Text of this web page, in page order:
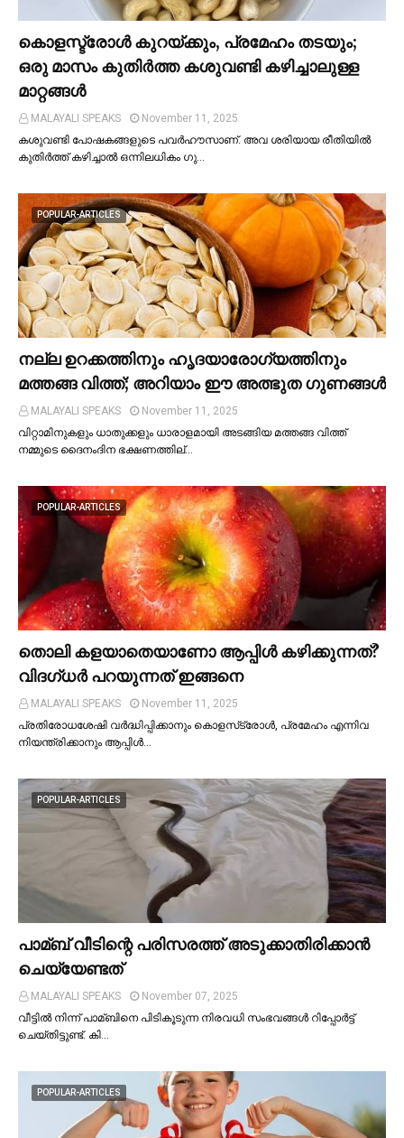
കൊളസ്ട്രോള്‍ കുറയ്ക്കും, പ്രമേഹം തടയും;
ഒരു മാസം കുതിര്‍ത്ത കശുവണ്ടി കഴിച്ചാലുള്ള
മാറ്റങ്ങള്‍
MALAYALI SPEAKS
November 11, 2025
കശുവണ്ടി പോഷകങ്ങളുടെ പവർഹൗസാണ്. അവ ശരിയായ രീതിയില്‍
കുതിർത്ത് കഴിച്ചാല്‍ ഒന്നിലധികം ഗു…
POPULAR-ARTICLES
നല്ല ഉറക്കത്തിനും ഹൃദയാരോഗ്യത്തിനും
മത്തങ്ങ വിത്ത്; അറിയാം ഈ അത്ഭുത ഗുണങ്ങള്‍
MALAYALI SPEAKS
November 11, 2025
വിറ്റാമിനുകളും ധാതുക്കളും ധാരാളമായി അടങ്ങിയ മത്തങ്ങ വിത്ത്
നമ്മുടെ ദൈനംദിന ഭക്ഷണത്തില്…
POPULAR-ARTICLES
തൊലി കളയാതെയാണോ ആപ്പിള്‍ കഴിക്കുന്നത്?
വിദഗ്ധര്‍ പറയുന്നത് ഇങ്ങനെ
MALAYALI SPEAKS
November 11, 2025
പ്രതിരോധശേഷി വർദ്ധിപ്പിക്കാനും കൊളസ്‌ട്രോള്‍, പ്രമേഹം എന്നിവ
നിയന്ത്രിക്കാനും ആപ്പിള്‍…
POPULAR-ARTICLES
പാമ്ബ് വീടിന്റെ പരിസരത്ത് അടുക്കാതിരിക്കാൻ
ചെയ്യേണ്ടത്
MALAYALI SPEAKS
November 07, 2025
വീട്ടില്‍ നിന്ന് പാമ്ബിനെ പിടികൂടുന്ന നിരവധി സംഭവങ്ങള്‍ റിപ്പോർട്ട്
ചെയ്തിട്ടുണ്ട്. കി…
POPULAR-ARTICLES